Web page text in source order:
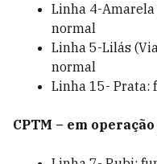
Linha 4-
normal
Linha 5-Lilás
normal
Linha 15- Prata:
CPTM – em